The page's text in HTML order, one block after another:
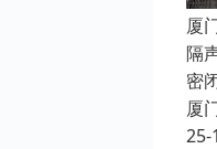
厦
隔
密
厦
25-